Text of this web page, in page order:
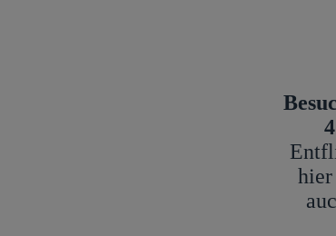
hier